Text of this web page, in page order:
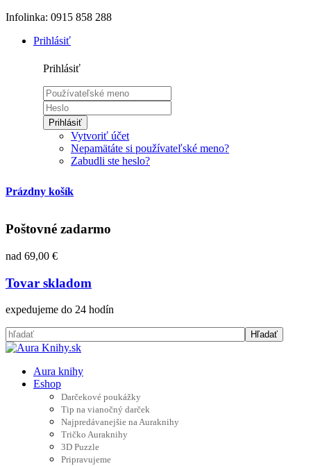
Infolinka: 0915 858 288
Prihlásiť
Prihlásiť
Prihlásiť
Vytvoriť účet
Nepamätáte si používateľské meno?
Zabudli ste heslo?
Prázdny košík
Poštovné zadarmo
nad 69,00 €
Tovar skladom
expedujeme do 24 hodín
Aura knihy
Eshop
Darčekové poukážky
Tip na vianočný darček
Najpredávanejšie na Auraknihy
Tričko Auraknihy
3D Puzzle
Pripravujeme